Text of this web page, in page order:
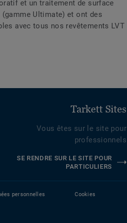
et un traitement de surface
Ultimate) et ont des
avec tous nos revêtements LVT
Tarkett Sites
Vous êtes sur le site pour
professionnels
SE RENDRE SUR LE SITE POUR
PARTICULIERS
personnelles Cookies